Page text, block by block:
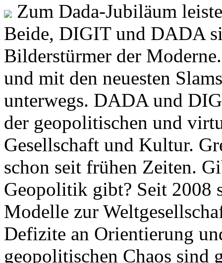
Zum Dada-Jubiläum
Beide, DIGIT und DADA
Bilderstürmer der
und mit den neuesten
unterwegs. DADA und
der geopolitischen und
Gesellschaft und Kultur.
schon seit frühen Zeiten.
Geopolitik gibt? Seit 2008
Modelle zur
Defizite an Orientierung
geopolitischen Chaos sind